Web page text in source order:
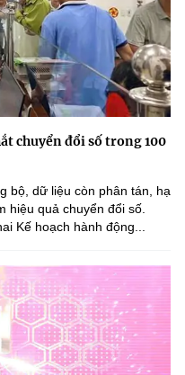
chuyển đổi số trong 100
bộ, dữ liệu còn phân tán, hạ
hiệu quả chuyển đổi số.
Kế hoạch hành động...